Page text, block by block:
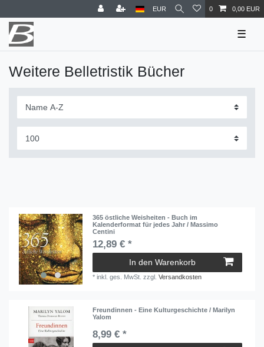
EUR 0 0,00 EUR
☰
Weitere Belletristik Bücher
365 östliche Weisheiten - Buch im
Kalenderformat für jedes Jahr / Massimo
Centini
12,89 € *
In den Warenkorb
*inkl. ges. MwSt. zzgl.Versandkosten
Freundinnen - Eine Kulturgeschichte / Marilyn
Yalom
8,99 € *